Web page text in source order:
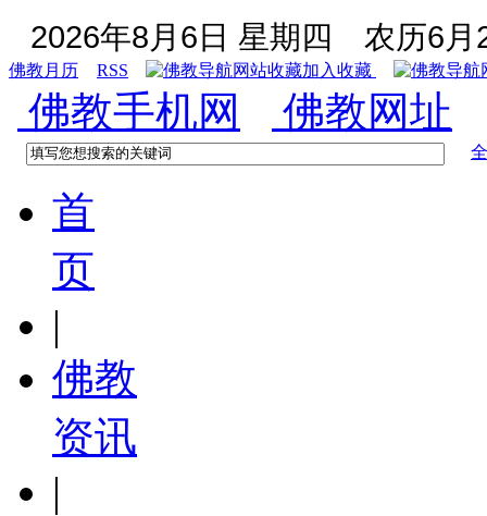
2026年8月6日 星期四 农历6月
佛教月历 RSS 加入收藏
佛教手机网 佛教网址
首
页
|
佛教
资讯
|